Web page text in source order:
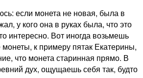
если монета не новая, была в
у кого она в руках была, что это
интересно. Вот иногда возьмешь
монеты, к примеру пятак Екатерины,
что монета старинная прямо. В
дух, ощущаешь себя так, будто